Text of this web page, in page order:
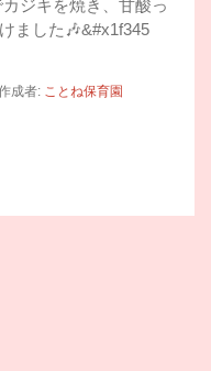
ジキを焼き、甘酸っ
ました🎶&#x1f345
成者: ことね保育園